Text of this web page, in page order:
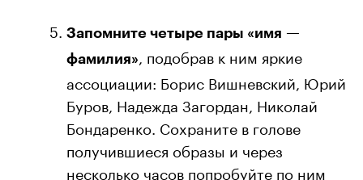
Запомните четыре пары «имя —
фамилия»
, подобрав к ним яркие
ассоциации: Борис Вишневский, Юрий
Буров, Надежда Загордан, Николай
Бондаренко. Сохраните в голове
получившиеся образы и через
несколько часов попробуйте по ним